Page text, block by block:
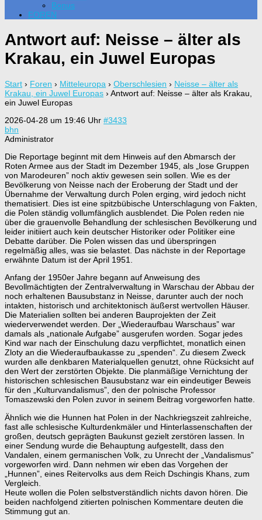
Bonus
FOREN
Antwort auf: Neisse – älter als
Krakau, ein Juwel Europas
Start › Foren › Mitteleuropa › Oberschlesien › Neisse – älter als
Krakau, ein Juwel Europas › Antwort auf: Neisse – älter als Krakau,
ein Juwel Europas
2026-04-28 um 19:46 Uhr #3433
bhn
Administrator
Die Reportage beginnt mit dem Hinweis auf den Abmarsch der
Roten Armee aus der Stadt im Dezember 1945, als „lose Gruppen
von Marodeuren” noch aktiv gewesen sein sollen. Wie es der
Bevölkerung von Neisse nach der Eroberung der Stadt und der
Übernahme der Verwaltung durch Polen erging, wird jedoch nicht
thematisiert. Dies ist eine spitzbübische Unterschlagung von Fakten,
die Polen ständig vollumfänglich ausblendet. Die Polen reden nie
über die grauenvolle Behandlung der schlesischen Bevölkerung und
leider initiiert auch kein deutscher Historiker oder Politiker eine
Debatte darüber. Die Polen wissen das und überspringen
regelmäßig alles, was sie belastet. Das nächste in der Reportage
erwähnte Datum ist der April 1951.
Anfang der 1950er Jahre begann auf Anweisung des
Bevollmächtigten der Zentralverwaltung in Warschau der Abbau der
noch erhaltenen Bausubstanz in Neisse, darunter auch der noch
intakten, historisch und architektonisch äußerst wertvollen Häuser.
Die Materialien sollten bei anderen Bauprojekten der Zeit
wiederverwendet werden. Der „Wiederaufbau Warschaus” war
damals als „nationale Aufgabe” ausgerufen worden. Sogar jedes
Kind war nach der Einschulung dazu verpflichtet, monatlich einen
Zloty an die Wiederaufbaukasse zu „spenden“. Zu diesem Zweck
wurden alle denkbaren Materialquellen genutzt, ohne Rücksicht auf
den Wert der zerstörten Objekte. Die planmäßige Vernichtung der
historischen schlesischen Bausubstanz war ein eindeutiger Beweis
für den „Kulturvandalismus”, den der polnische Professor
Tomaszewski den Polen zuvor in seinem Beitrag vorgeworfen hatte.
Ähnlich wie die Hunnen hat Polen in der Nachkriegszeit zahlreiche,
fast alle schlesische Kulturdenkmäler und Hinterlassenschaften der
großen, deutsch geprägten Baukunst gezielt zerstören lassen. In
einer Sendung wurde die Behauptung aufgestellt, dass den
Vandalen, einem germanischen Volk, zu Unrecht der „Vandalismus”
vorgeworfen wird. Dann nehmen wir eben das Vorgehen der
„Hunnen”, eines Reitervolks aus dem Reich Dschingis Khans, zum
Vergleich.
Heute wollen die Polen selbstverständlich nichts davon hören. Die
beiden nachfolgend zitierten polnischen Kommentare deuten die
Stimmung gut an.